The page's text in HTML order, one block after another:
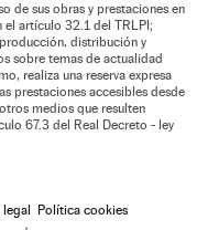
de sus obras y prestaciones en
el artículo 32.1 del TRLPI;
distribución y
sobre temas de actualidad
realiza una reserva expresa
prestaciones accesibles desde
medios que resulten
67.3 del Real Decreto - ley
Política cookies